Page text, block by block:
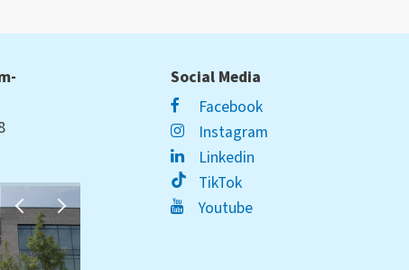
Social Media
Facebook
Instagram
Linkedin
TikTok
Youtube